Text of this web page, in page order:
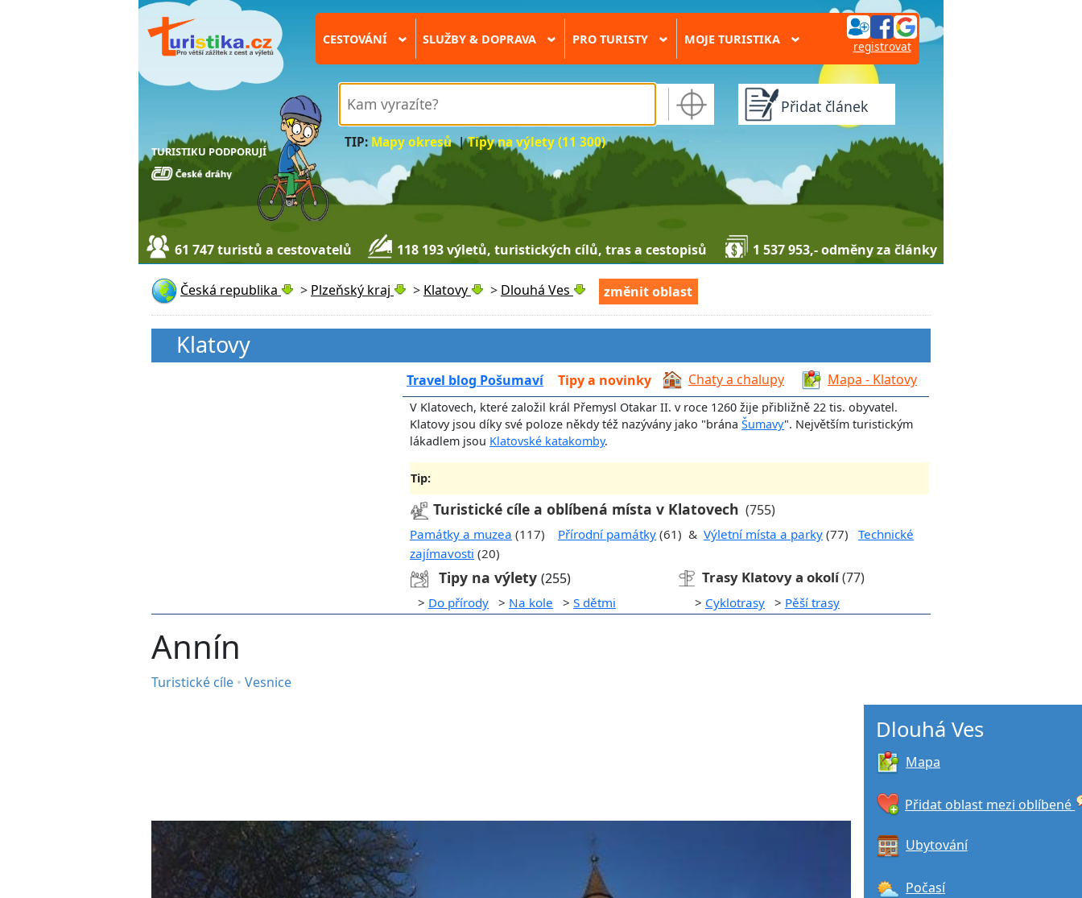
TURISTIKU PODPORUJÍ
CESTOVÁNÍ › SLUŽBY & DOPRAVA › PRO TURISTY › MOJE TURISTIKA › registrovat
TIP: Mapy okresů|Tipy na výlety (11 300)
Přidat článek
61 747 turistů a cestovatelů 118 193 výletů, turistických cílů, tras a cestopisů 1 537 953,- odměny za články
Česká republika > Plzeňský kraj > Klatovy > Dlouhá Ves změnit oblast
Klatovy
Travel blog Pošumaví Tipy a novinky Chaty a chalupy Mapa - Klatovy
V Klatovech, které založil král Přemysl Otakar II. v roce 1260 žije přibližně 22 tis. obyvatel.
Klatovy jsou díky své poloze někdy též nazývány jako "brána Šumavy". Největším turistickým
lákadlem jsou Klatovské katakomby.
Tip:
Turistické cíle a oblíbená místa v Klatovech (755)
Památky a muzea (117) Přírodní památky (61) & Výletní místa a parky (77) Technické
zajímavosti (20)
Tipy na výlety (255) Trasy Klatovy a okolí(77)
> Do přírody > Na kole > S dětmi > Cyklotrasy > Pěší trasy
Annín
Turistické cíle • Vesnice
Dlouhá Ves
Mapa
Přidat oblast mezi oblíbené
Ubytování
Počasí